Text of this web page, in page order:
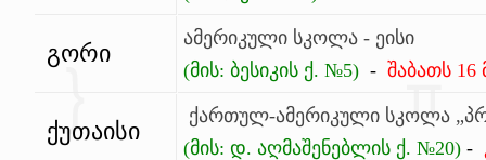
გორი
ამერიკული სკოლა - ეისი
(მის: ბესიკის ქ. №5) - შაბათს 16
ქუთაისი
ქართულ-ამერიკული სკოლა
(მის: დ. აღმაშენებლის ქ. №20) -